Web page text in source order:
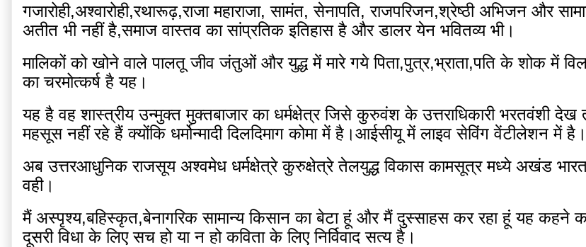
गजारोही,अश्वारोही,रथारूढ़,राजा महाराजा, सामंत, सेनापति, राजपरिजन,श्रेष्ठी अभिजन और
अतीत भी नहीं है,समाज वास्तव का सांप्रतिक इतिहास है और डालर येन भवितव्य भी।
मालिकों को खोने वाले पालतू जीव जंतुओं और युद्ध में मारे गये पिता,पुत्र,भ्राता,पति के शोक में
का चरमोत्कर्ष है यह।
यह है वह शास्त्रीय उन्मुक्त मुक्तबाजार का धर्मक्षेत्र जिसे कुरुवंश के उत्तराधिकारी भरतवंशी देख
महसूस नहीं रहे हैं क्योंकि धर्मोन्मादी दिलदिमाग कोमा में है।आईसीयू में लाइव सेविंग वेंटीलेशन में
अब उत्तरआधुनिक राजसूय अश्वमेध धर्मक्षेत्रे कुरुक्षेत्रे तेलयुद्ध विकास कामसूत्र मध्ये अखंड
वही।
मैं अस्पृश्य,बहिस्कृत,बेनागरिक सामान्य किसान का बेटा हूं और मैं दुस्साहस कर रहा हूं यह कहने
दूसरी विधा के लिए सच हो या न हो कविता के लिए निर्विवाद सत्य है।